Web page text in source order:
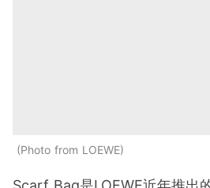
Photo from LOEWE